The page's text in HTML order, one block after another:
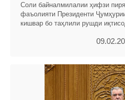
Соли байналмилалии ҳифзи
фаъолияти Президенти
кишвар бо таҳлили рушди